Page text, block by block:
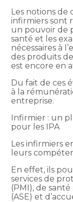
Les notions de
infirmiers sont
un pouvoir de
santé et les
nécessaires à
des produits
est encore en
Du fait de ces
à la
entreprise.
Infirmier : un
pour les IPA
Les infirmiers
leurs
En effet, ils
services de
(PMI), de santé
(ASE) et